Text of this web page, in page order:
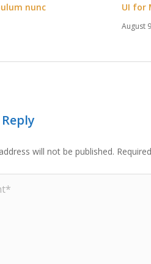
nunc UI for
August
will not be published.